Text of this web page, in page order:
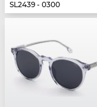
SL2439 - 0300